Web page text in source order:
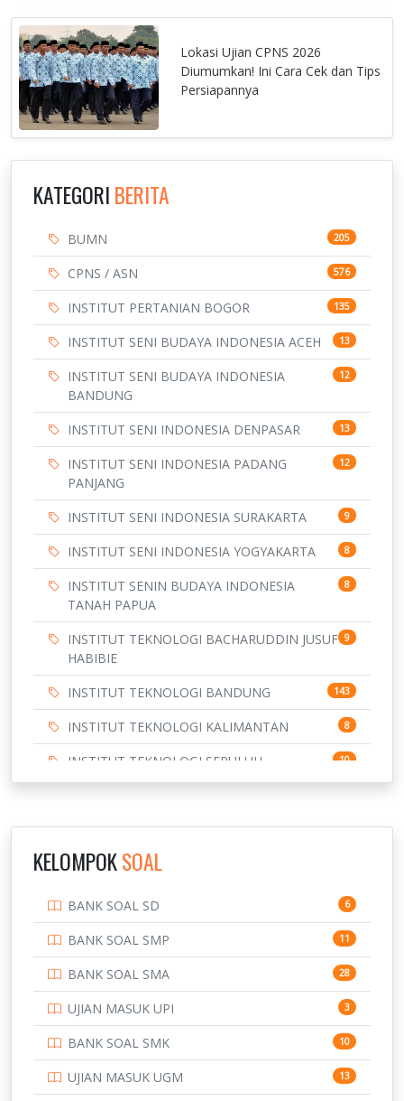
Lokasi Ujian CPNS 2026
Diumumkan! Ini Cara Cek dan Tips
Persiapannya
KATEGORI BERITA
BUMN 205
CPNS / ASN 576
INSTITUT PERTANIAN BOGOR 135
INSTITUT SENI BUDAYA INDONESIA ACEH 13
INSTITUT SENI BUDAYA INDONESIA
BANDUNG
12
INSTITUT SENI INDONESIA DENPASAR 13
INSTITUT SENI INDONESIA PADANG
PANJANG
12
INSTITUT SENI INDONESIA SURAKARTA 9
INSTITUT SENI INDONESIA YOGYAKARTA 8
INSTITUT SENIN BUDAYA INDONESIA
TANAH PAPUA
8
INSTITUT TEKNOLOGI BACHARUDDIN JUSUF
HABIBIE
9
INSTITUT TEKNOLOGI BANDUNG 143
INSTITUT TEKNOLOGI KALIMANTAN 8
INSTITUT TEKNOLOGI SEPULUH
NOVEMBER
10
3
169
7
PTDI STTD 4
133
SMA 146
KELOMPOKSOAL
BANK SOAL SD 6
BANK SOAL SMP 11
BANK SOAL SMA 28
UJIAN MASUK UPI 3
BANK SOAL SMK 10
UJIAN MASUK UGM 13